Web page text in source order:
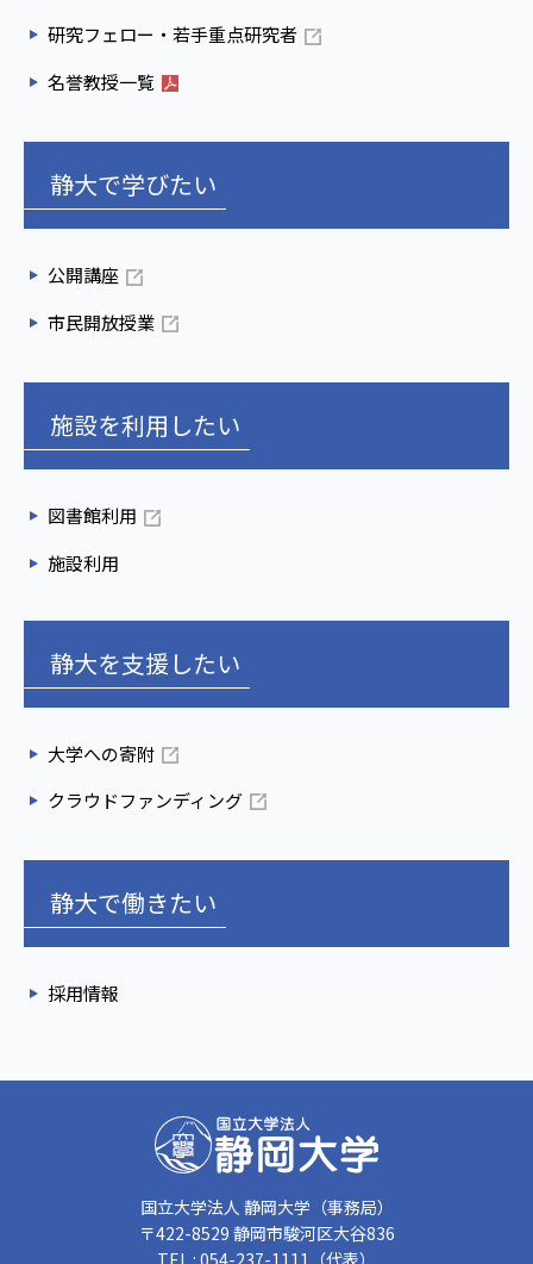
研究フェロー・若手重点研究者
名誉教授一覧
静大で学びたい
公開講座
市民開放授業
施設を利用したい
図書館利用
施設利用
静大を支援したい
大学への寄附
クラウドファンディング
静大で働きたい
採用情報
国立大学法人 静岡大学（事務局）
〒422-8529 静岡市駿河区大谷836